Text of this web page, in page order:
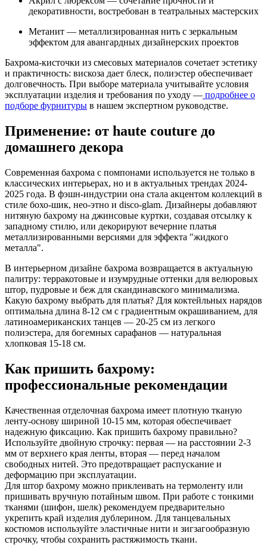
декоративности, востребован в театральных мастерских
Метанит — металлизированная нить с зеркальным
эффектом для авангардных дизайнерских проектов
Бахрома-кисточки из смесовых материалов сочетает эстетику
и практичность: вискоза дает блеск, полиэстер обеспечивает
долговечность. При выборе материала учитывайте условия
эксплуатации изделия и требования по уходу — подробнее о
подборе фурнитуры в нашем экспертном руководстве.
Применение: от haute couture до
домашнего декора
Современная бахрома с помпонами используется не только в
классических интерьерах, но и в актуальных трендах 2024-
2025 года. В фэшн-индустрии она стала акцентом коллекций в
стиле бохо-шик, нео-этно и disco-glam. Дизайнеры добавляют
нитяную бахрому на джинсовые куртки, создавая отсылку к
западному стилю, или декорируют вечерние платья
металлизированными версиями для эффекта "жидкого
металла".
В интерьерном дизайне бахрома возвращается в актуальную
палитру: терракотовые и изумрудные оттенки для велюровых
штор, пудровые и беж для скандинавского минимализма.
Какую бахрому выбрать для платья? Для коктейльных нарядов
оптимальна длина 8-12 см с градиентным окрашиванием, для
латиноамериканских танцев — 20-25 см из легкого
полиэстера, для богемных сарафанов — натуральная
хлопковая 15-18 см.
Как пришить бахрому:
профессиональные рекомендации
Качественная отделочная бахрома имеет плотную тканую
ленту-основу шириной 10-15 мм, которая обеспечивает
надежную фиксацию. Как пришить бахрому правильно?
Используйте двойную строчку: первая — на расстоянии 2-3
мм от верхнего края ленты, вторая — перед началом
свободных нитей. Это предотвращает распускание и
деформацию при эксплуатации.
Для штор бахрому можно приклеивать на термоленту или
пришивать вручную потайным швом. При работе с тонкими
тканями (шифон, шелк) рекомендуем предварительно
укрепить край изделия дублерином. Для танцевальных
костюмов используйте эластичные нити и зигзагообразную
строчку, чтобы сохранить растяжимость ткани.